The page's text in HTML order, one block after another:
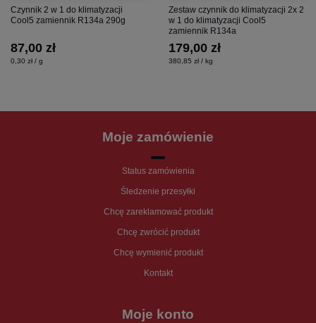
Czynnik 2 w 1 do klimatyzacji
Cool5 zamiennik R134a 290g
87,00 zł
0,30 zł / g
Zestaw czynnik do klimatyzacji 2x 2
w 1 do klimatyzacji Cool5
zamiennik R134a
179,00 zł
380,85 zł / kg
Moje zamówienie
Status zamówienia
Śledzenie przesyłki
Chcę zareklamować produkt
Chcę zwrócić produkt
Chcę wymienić produkt
Kontakt
Moje konto